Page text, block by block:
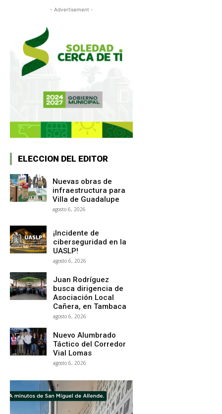
- Advertisement -
ELECCION DEL EDITOR
Nuevas obras de
infraestructura para
Villa de Guadalupe
agosto 6, 2026
¡Incidente de
ciberseguridad en la
UASLP!
agosto 6, 2026
Juan Rodríguez
busca dirigencia de
Asociación Local
Cañera, en Tambaca
agosto 6, 2026
Nuevo Alumbrado
Táctico del Corredor
Vial Lomas
agosto 6, 2026